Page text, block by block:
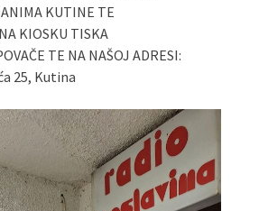
KUTINE TE
KIOSKU TISKA
TE NA NAŠOJ ADRESI:
25, Kutina